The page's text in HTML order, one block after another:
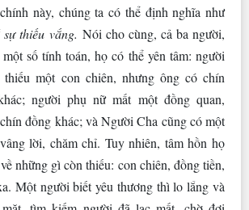
này, chúng ta có thể định nghĩa như
thiếu vắng. Nói cho cùng, cả ba người,
số tính toán, họ có thể yên tâm: người
thiếu một con chiên, nhưng ông có chín
người phụ nữ mất một đồng quan,
đồng khác; và Người Cha cũng có một
lời, chăm chỉ. Tuy nhiên, tâm hồn họ
những gì còn thiếu: con chiên, đồng tiền,
Một người biết yêu thương thì lo lắng và